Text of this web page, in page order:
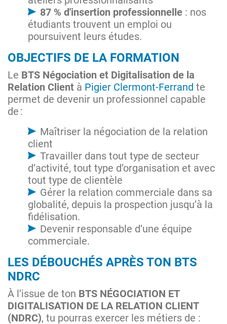
87 % d'insertion professionnelle : nos
étudiants trouvent un emploi ou
poursuivent leurs études​.
OBJECTIFS DE LA FORMATION
Le BTS Négociation et Digitalisation de la
Relation Client à Pigier Clermont-Ferrand te
permet de devenir un professionnel capable
de :
Maîtriser la négociation de la relation
client
Travailler dans tout type de secteur
d’activité, tout type d’organisation et avec
tout type de clientèle
Gérer la relation commerciale dans sa
globalité, depuis la prospection jusqu’à la
fidélisation.
Devenir responsable d’une équipe
commerciale.
LES DÉBOUCHÉS APRÈS TON BTS
NDRC
À l’issue de ton BTS NÉGOCIATION ET
DIGITALISATION DE LA RELATION CLIENT
(NDRC), tu pourras exercer les métiers de :